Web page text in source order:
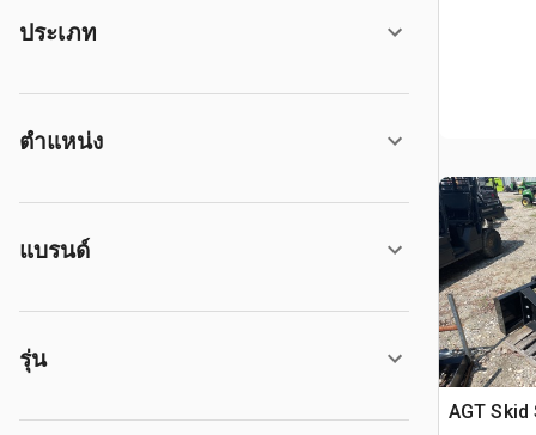
ประเภท
ตำแหน่ง
แบรนด์
รุ่น
AGT